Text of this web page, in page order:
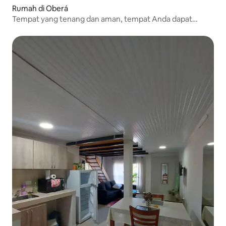
Rumah di Oberá
Tempat yang tenang dan aman, tempat Anda dapat